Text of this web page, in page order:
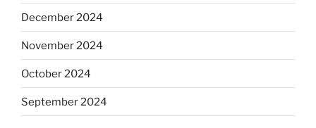
December 2024
November 2024
October 2024
September 2024